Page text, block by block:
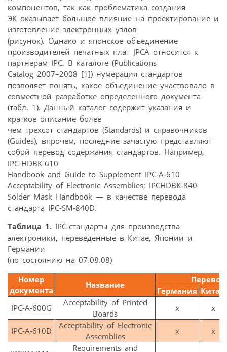
компонентов, так как проблематика создания
ЭК оказывает большое влияние на проектирование и
изготовление электронных узлов
(рисунок). Однако и японское объединение
производителей печатных плат JPCA относится к
партнерам IPC. В каталоге (Publications
Catalog 2007–2008 [1]) нумерация стандартов
позволяет понять, какое объединение участвовало в
совместной разработке определенного документа
(табл. 1). Данный каталог содержит указания и
краткое описание более
чем трехсот стандартов (Standards) и справочников
(Guides), впрочем, последние зачастую представляют
собой перевод содержания стандартов. Например,
IPC-HDBK-610
Handbook and Guide to Supplement IPC-A-610
Acceptability of Electronic Assemblies; IPCHDBK-840
Solder Mask Handbook — в качестве перевода
стандарта IPC-SM-840D.
Таблица 1. IPC-стандарты для производства
электроники, переведенные в Китае, Японии и
Германии
(по состоянию на 07.08.08)
Номер
документа
Название
Перевод
Германия Китай
IPC-A-600G
Acceptability of Printed
Boards
x x
IPC-A-610D
Acceptability of Electronic
Assemblies
x x
Requirements and